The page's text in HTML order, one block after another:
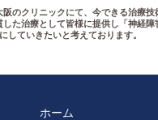
のクリニックにて、今できる治療技
た治療として皆様に提供し「神経障
していきたいと考えております。
ホーム